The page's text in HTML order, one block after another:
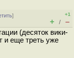
]
+1
+ / –
(десяток вики-
и еще треть уже